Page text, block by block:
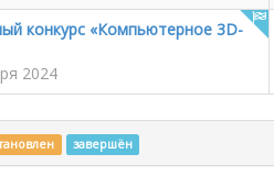
конкурс «Компьютерное 3D-
2024
завершён